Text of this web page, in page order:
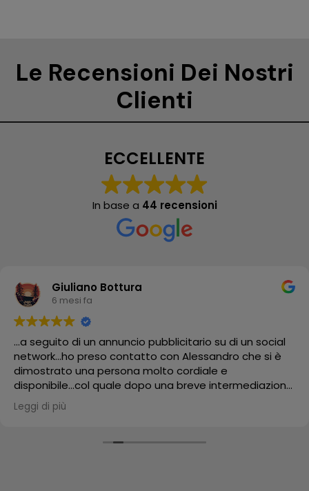
Le Recensioni Dei Nostri
Clienti
ECCELLENTE
In base a 44 recensioni
Giuliano Bottura
6 mesi fa
...a seguito di un annuncio pubblicitario su di un social
network...ho preso contatto con Alessandro che si è
dimostrato una persona molto cordiale e
disponibile...col quale dopo una breve intermediazione
ho acquistato una libreria "Yin Yang"!!! che mi è stata
trattata e spedita con tempi brevissimi data la
mi è stata recapitata in maniera impeccabile!!! è un
Leggi di più